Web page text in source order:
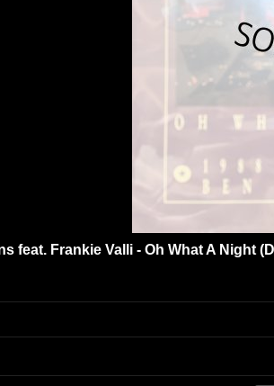
feat. Frankie Valli - Oh What A Night